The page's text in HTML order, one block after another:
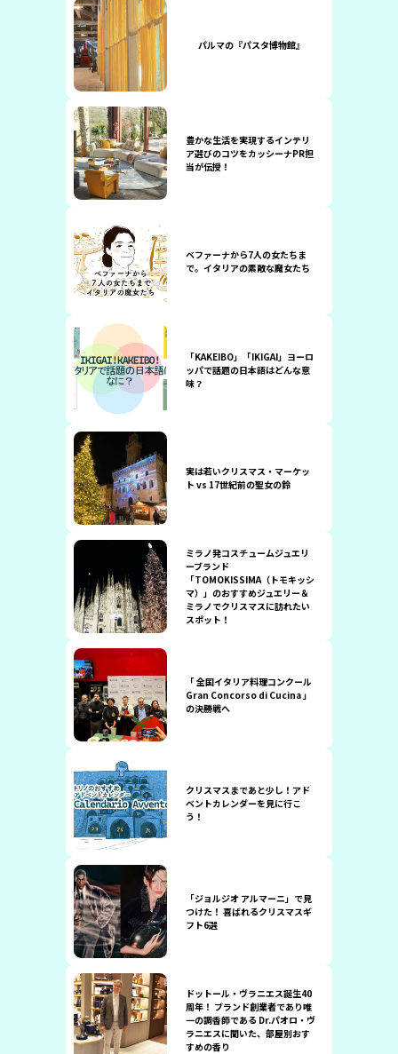
パルマの『パスタ博物館』
豊かな生活を実現するインテリ
ア選びのコツをカッシーナPR担
当が伝授！
ベファーナから7人の女たちま
で。イタリアの素敵な魔女たち
「KAKEIBO」「IKIGAI」ヨーロ
ッパで話題の日本語はどんな意
味？
実は若いクリスマス・マーケッ
ト vs 17世紀前の聖女の鈴
ミラノ発コスチュームジュエリ
ーブランド
「TOMOKISSIMA（トモキッシ
マ）」のおすすめジュエリー＆
ミラノでクリスマスに訪れたい
スポット！
「 全国イタリア料理コンクール
Gran Concorso di Cucina 」
の決勝戦へ
クリスマスまであと少し！アド
ベントカレンダーを見に行こ
う！
「ジョルジオ アルマーニ」で見
つけた！ 喜ばれるクリスマスギ
フト6選
ドットール・ヴラニエス誕生40
周年！ ブランド創業者であり唯
一の調香師である Dr.パオロ・ヴ
ラニエスに聞いた、部屋別おす
すめの香り